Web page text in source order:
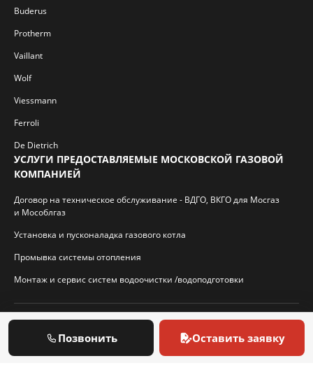
Buderus
Protherm
Vaillant
Wolf
Viessmann
Ferroli
De Dietrich
УСЛУГИ ПРЕДОСТАВЛЯЕМЫЕ МОСКОВСКОЙ ГАЗОВОЙ
КОМПАНИЕЙ
Договор на техническое обслуживание - ВДГО, ВКГО для Мосгаз
и Мособлгаз
Установка и пусконаладка газового котла
Промывка системы отопления
Монтаж и сервис систем водоочистки /водоподготовки
© 2026 И.П. Кротиков С.А. Virtbridge.ru
Позвонить Оставить заявку